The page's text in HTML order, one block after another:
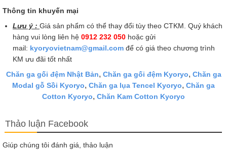
Thông tin khuyến mại
Lưu ý : Giá sản phẩm có thể thay đổi tùy theo CTKM. Quý khách
hàng vui lòng liên hệ 0912 232 050 hoặc gửi
mail: kyoryovietnam@gmail.com để có giá theo chương trình
KM ưu đãi tốt nhất
Chăn ga gối đệm Nhật Bản, Chăn ga gối đệm Kyoryo, Chăn ga
Modal gỗ Sồi Kyoryo, Chăn ga lụa Tencel Kyoryo, Chăn ga
Cotton Kyoryo, Chăn Kam Cotton Kyoryo
Thảo luận Facebook
Giúp chúng tôi đánh giá, thảo luận